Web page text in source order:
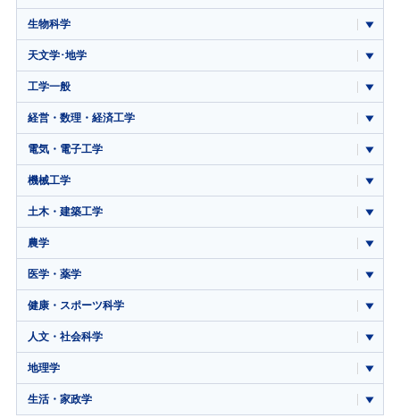
生物科学
天文学･地学
工学一般
経営・数理・経済工学
電気・電子工学
機械工学
土木・建築工学
農学
医学・薬学
健康・スポーツ科学
人文・社会科学
地理学
生活・家政学